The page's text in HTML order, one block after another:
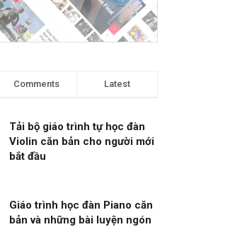
Comments Latest
Tải bộ giáo trình tự học đàn
Violin căn bản cho người mới
bắt đầu
Giáo trình học đàn Piano căn
bản và những bài luyện ngón